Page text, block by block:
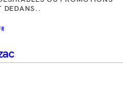
DEDANS..